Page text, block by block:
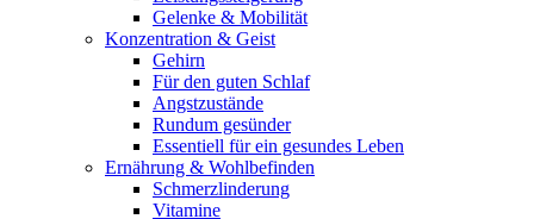
Gelenke & Mobilität
Konzentration & Geist
Gehirn
Für den guten Schlaf
Angstzustände
Rundum gesünder
Essentiell für ein gesundes Leben
Ernährung & Wohlbefinden
Schmerzlinderung
Vitamine